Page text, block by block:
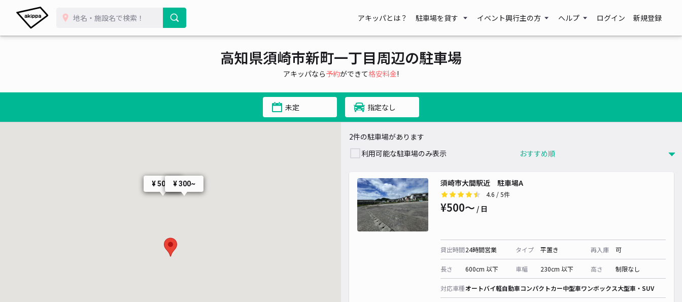
アキッパとは？ 駐車場を貸す イベント興行主の方 ヘルプ ログイン 新規登録
高知県須崎市新町一丁目周辺の駐車場
アキッパなら予約ができて格安料金!
未定 指定なし
¥ 500~¥ 300~
2件の駐車場があります
利用可能な駐車場のみ表示
須崎市大間駅近 駐車場A
4.6 / 5件
¥500〜 / 日
貸出時間24時間営業 タイプ 平置き 再入庫 可
長さ 600cm 以下 車幅 230cm 以下 高さ 制限なし
対応車種オートバイ軽自動車コンパクトカー中型車ワンボックス大型車・SUV